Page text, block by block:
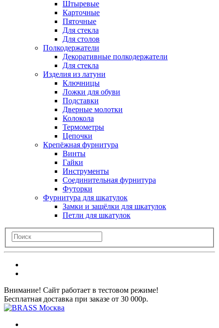
Штыревые
Карточные
Пяточные
Для стекла
Для столов
Полкодержатели
Декоративные полкодержатели
Для стекла
Изделия из латуни
Ключницы
Ложки для обуви
Подставки
Дверные молотки
Колокола
Термометры
Цепочки
Крепёжная фурнитура
Винты
Гайки
Инструменты
Соединительная фурнитура
Футорки
Фурнитура для шкатулок
Замки и защёлки для шкатулок
Петли для шкатулок
Внимание! Сайт работает в тестовом режиме!
Бесплатная доставка при заказе от 30 000р.